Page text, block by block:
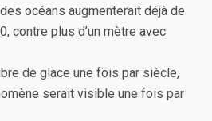
océans augmenterait déjà de
contre plus d’un mètre avec
de glace une fois par siècle,
serait visible une fois par